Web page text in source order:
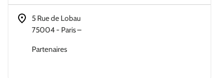
Adresse
5 Rue de Lobau
75004 - Paris–
Partenaires